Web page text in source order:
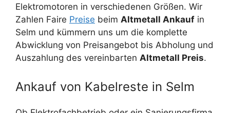
Elektromotoren in verschiedenen Größen. Wir
Zahlen Faire Preise beim Altmetall Ankauf in
Selm und kümmern uns um die komplette
Abwicklung von Preisangebot bis Abholung und
Auszahlung des vereinbarten Altmetall Preis.
Ankauf von Kabelreste in Selm